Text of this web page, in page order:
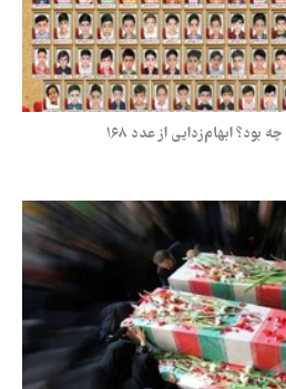
ابهام‌زدایی از عدد ۱۶۸